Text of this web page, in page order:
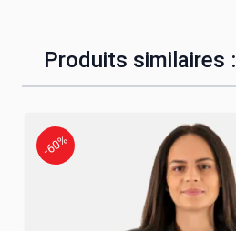
Produits similaires :
-60%